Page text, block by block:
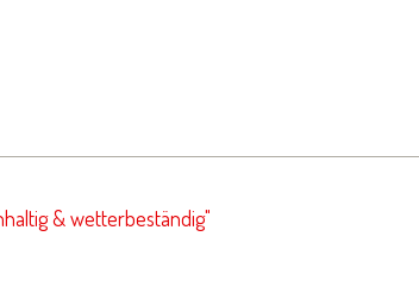
& wetterbeständig"